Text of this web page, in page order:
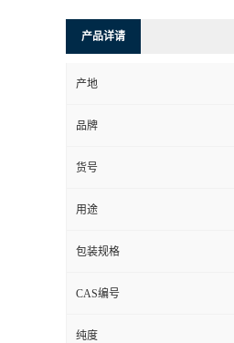
产品详请
产地
品牌
货号
用途
包装规格
CAS编号
纯度